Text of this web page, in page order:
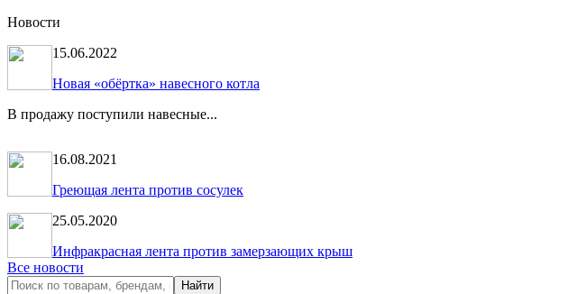
Новости
15.06.2022
Новая «обёртка» навесного котла
В продажу поступили навесные...
16.08.2021
Греющая лента против сосулек
25.05.2020
Инфракрасная лента против замерзающих крыш
Все новости